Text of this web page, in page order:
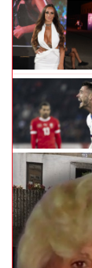
Eminu
ŽIVOT, ovo
strašno